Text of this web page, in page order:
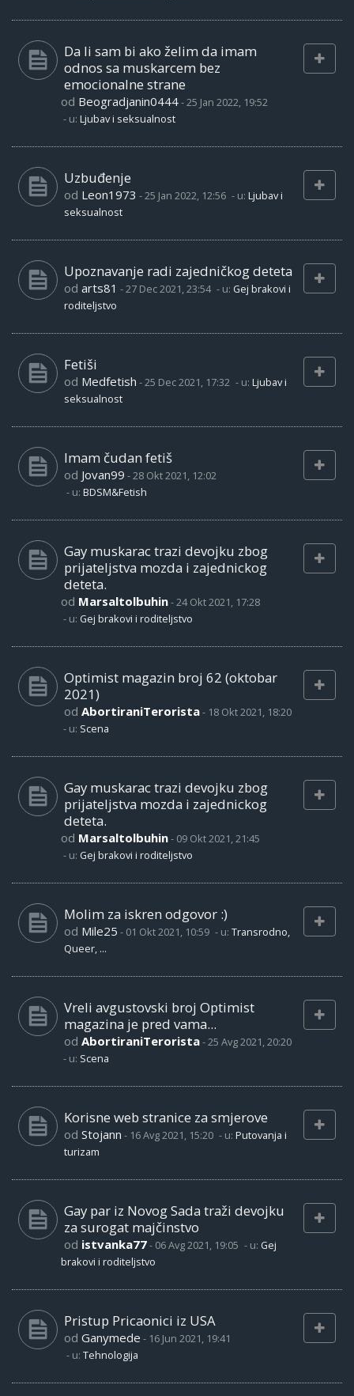
Da li sam bi ako želim da imam
odnos sa muskarcem bez
emocionalne strane
od Beogradjanin0444-25 Jan 2022, 19:52
- u: Ljubav i seksualnost
Uzbuđenje
od Leon1973 -25 Jan 2022, 12:56 - u: Ljubav i
seksualnost
Upoznavanje radi zajedničkog deteta
od arts81 -27 Dec 2021, 23:54 - u: Gej brakovi i
roditeljstvo
Fetiši
od Medfetish -25 Dec 2021, 17:32 - u: Ljubav i
seksualnost
Imam čudan fetiš
od Jovan99 -28 Okt 2021, 12:02
- u: BDSM&Fetish
Gay muskarac trazi devojku zbog
prijateljstva mozda i zajednickog
deteta.
od Marsaltolbuhin-24 Okt 2021, 17:28
- u: Gej brakovi i roditeljstvo
Optimist magazin broj 62 (oktobar
2021)
od AbortiraniTerorista- 18 Okt 2021, 18:20
- u: Scena
Gay muskarac trazi devojku zbog
prijateljstva mozda i zajednickog
deteta.
od Marsaltolbuhin- 09 Okt 2021, 21:45
- u: Gej brakovi i roditeljstvo
Molim za iskren odgovor :)
od Mile25 - 01 Okt 2021, 10:59 - u: Transrodno,
Queer, ...
Vreli avgustovski broj Optimist
magazina je pred vama...
od AbortiraniTerorista-25 Avg 2021, 20:20
- u: Scena
Korisne web stranice za smjerove
od Stojann - 16 Avg 2021, 15:20 - u: Putovanja i
turizam
Gay par iz Novog Sada traži devojku
za surogat majčinstvo
od istvanka77- 06 Avg 2021, 19:05 - u: Gej
brakovi i roditeljstvo
Pristup Pricaonici iz USA
od Ganymede - 16 Jun 2021, 19:41
- u: Tehnologija